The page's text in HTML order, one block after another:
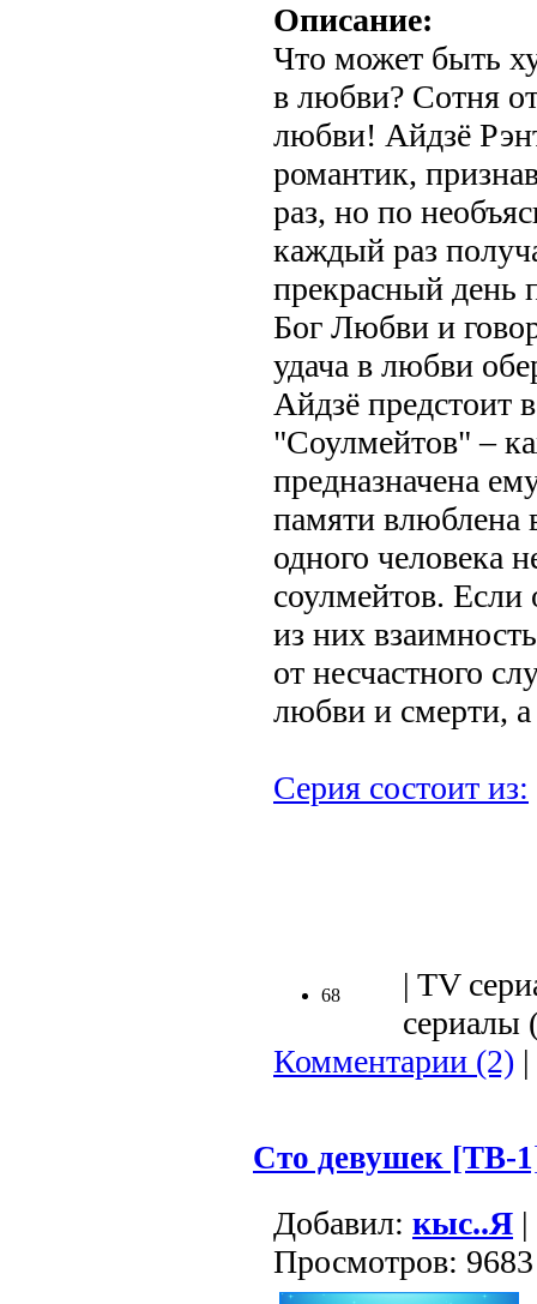
Описание:
Что может быть
в любви? Сотня
любви! Айдзё
романтик,
раз, но по
каждый раз
прекрасный день
Бог Любви и
удача в любви
Айдзё предстоит
"Соулмейтов" –
предназначена
памяти влюблена
одного человека
соулмейтов. Если
из них
от несчастного
любви и смерти,
Серия состоит из:
68
| TV
сериалы
Комментарии (2) |
Сто девушек [ТВ-
Добавил: кыс..Я
Просмотров: 9683